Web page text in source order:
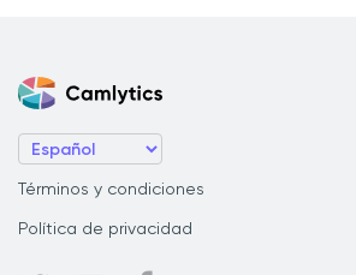
Términos y condiciones
Política de privacidad